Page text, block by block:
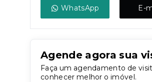
WhatsApp E-
Agende agora sua
Faça um agendamento de
conhecer melhor o imóvel.